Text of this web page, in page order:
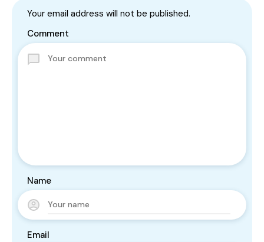
Your email address will not be published.
Comment
Name
Email